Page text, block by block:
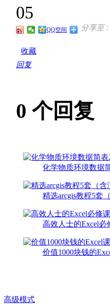
05
分享至 :
QQ空间
收藏
回复
0 个回复
化学物质环境数据
精选arcgis教程5套
高效人士的Excel必
价值1000块钱的
高级模式